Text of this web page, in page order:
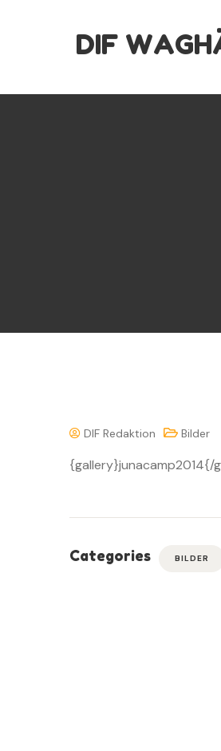
DIF
DIF Redaktion Bilder
{gallery}junacamp2014{/
Categories BILDER